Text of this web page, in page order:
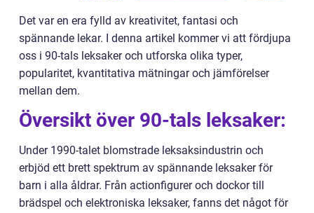
Det var en era fylld av kreativitet, fantasi och
spännande lekar. I denna artikel kommer vi att fördjupa
oss i 90-tals leksaker och utforska olika typer,
popularitet, kvantitativa mätningar och jämförelser
mellan dem.
Översikt över 90-tals leksaker:
Under 1990-talet blomstrade leksaksindustrin och
erbjöd ett brett spektrum av spännande leksaker för
barn i alla åldrar. Från actionfigurer och dockor till
brädspel och elektroniska leksaker, fanns det något för